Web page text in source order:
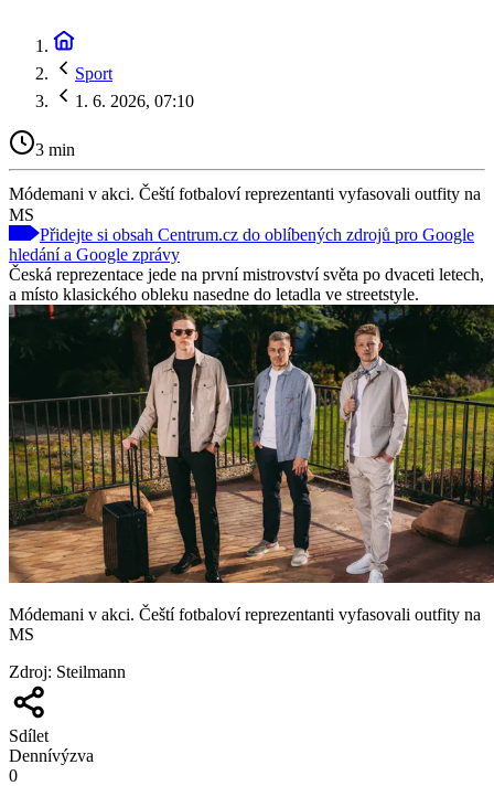
Sport
1. 6. 2026, 07:10
3 min
Módemani v akci. Čeští fotbaloví reprezentanti vyfasovali outfity na
MS
Přidejte si obsah Centrum.cz do oblíbených zdrojů pro Google
hledání a Google zprávy
Česká reprezentace jede na první mistrovství světa po dvaceti letech,
a místo klasického obleku nasedne do letadla ve streetstyle.
Módemani v akci. Čeští fotbaloví reprezentanti vyfasovali outfity na
MS
Zdroj: Steilmann
Sdílet
Dennívýzva
0